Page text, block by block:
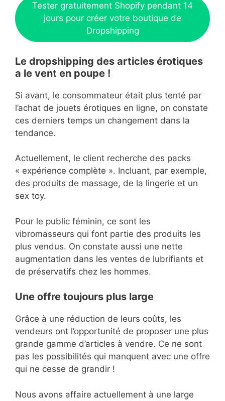
Tester gratuitement Shopify pendant 14
jours pour créer votre boutique de
Dropshipping
Le dropshipping des articles érotiques
a le vent en poupe !
Si avant, le consommateur était plus tenté par
l’achat de jouets érotiques en ligne, on constate
ces derniers temps un changement dans la
tendance.
Actuellement, le client recherche des packs
« expérience complète ». Incluant, par exemple,
des produits de massage, de la lingerie et un
sex toy.
Pour le public féminin, ce sont les
vibromasseurs qui font partie des produits les
plus vendus. On constate aussi une nette
augmentation dans les ventes de lubrifiants et
de préservatifs chez les hommes.
Une offre toujours plus large
Grâce à une réduction de leurs coûts, les
vendeurs ont l’opportunité de proposer une plus
grande gamme d’articles à vendre. Ce ne sont
pas les possibilités qui manquent avec une offre
qui ne cesse de grandir !
Nous avons affaire actuellement à une large